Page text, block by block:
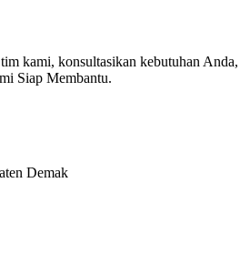
kami, konsultasikan kebutuhan Anda,
Siap Membantu.
Demak